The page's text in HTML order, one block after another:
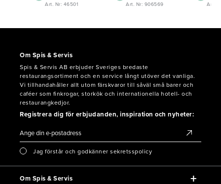
Art. Nr: 46501 Art. Nr: 906569 Art.
Om Spis & Servis
Spis & Servis AB erbjuder Sveriges bredaste
restaurangsortiment och en service långt utöver det vanliga.
Vi tillhandahåller allt utom färskvaror till såväl små barer och
caféer som finkrogar, storkök och internationella hotell- och
restaurangkedjor.
Registrera dig för erbjudanden, inspiration och nyheter:
Jag förstår och godkänner sekretsspolicy
Om Spis & Servis